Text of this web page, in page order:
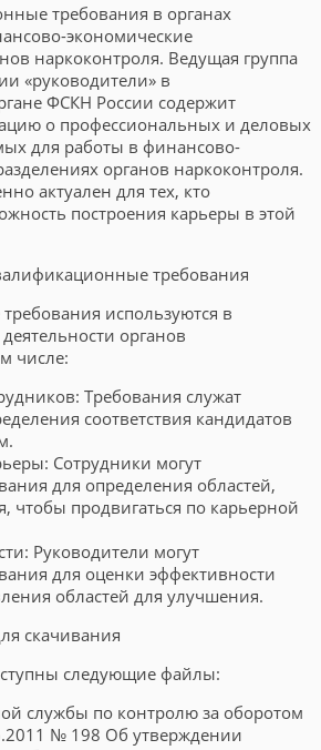
требования в органах
экономические
наркоконтроля. Ведущая группа
«руководители» в
ФСКН России содержит
о профессиональных и деловых
для работы в финансово-
органов наркоконтроля.
актуален для тех, кто
построения карьеры в этой
требования
используются в
органов
числе:
Требования служат
соответствия кандидатов
Сотрудники могут
для определения областей,
чтобы продвигаться по карьерной
Руководители могут
для оценки эффективности
областей для улучшения.
скачивания
следующие файлы:
службы по контролю за оборотом
№ 198 Об утверждении